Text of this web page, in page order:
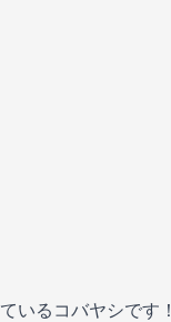
いるコバヤシです！